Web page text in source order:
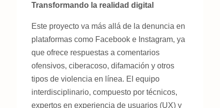
Transformando la realidad digital
Este proyecto va más allá de la denuncia en
plataformas como Facebook e Instagram, ya
que ofrece respuestas a comentarios
ofensivos, ciberacoso, difamación y otros
tipos de violencia en línea. El equipo
interdisciplinario, compuesto por técnicos,
expertos en experiencia de usuarios (UX) y